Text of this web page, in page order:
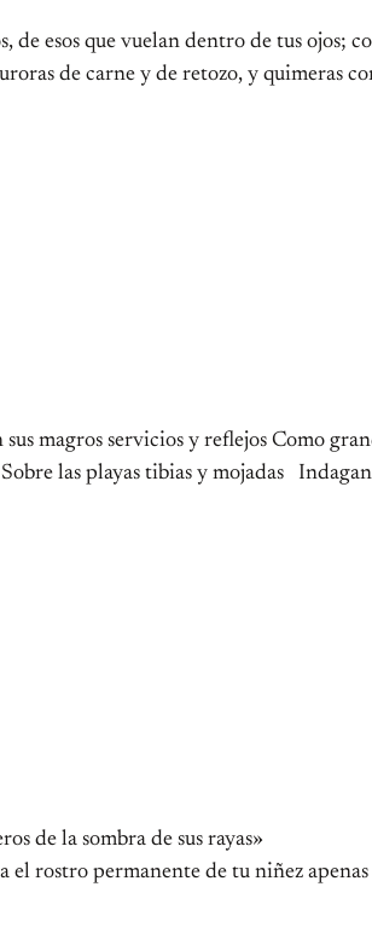
esos que vuelan dentro de tus ojos;
de carne y de retozo, y quimeras
magros servicios y reflejos Como
las playas tibias y mojadas
de la sombra de sus
rostro permanente de tu niñez